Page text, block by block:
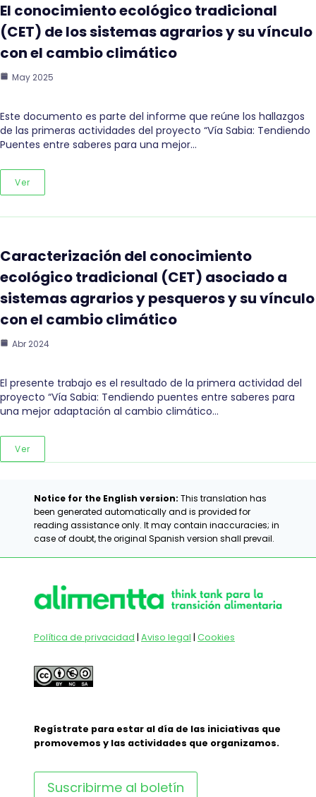
El conocimiento ecológico tradicional
(CET) de los sistemas agrarios y su vínculo
con el cambio climático
May 2025
Este documento es parte del informe que reúne los hallazgos
de las primeras actividades del proyecto “Vía Sabia: Tendiendo
Puentes entre saberes para una mejor…
Ver
Caracterización del conocimiento
ecológico tradicional (CET) asociado a
sistemas agrarios y pesqueros y su vínculo
con el cambio climático
Abr 2024
El presente trabajo es el resultado de la primera actividad del
proyecto “Vía Sabia: Tendiendo puentes entre saberes para
una mejor adaptación al cambio climático…
Ver
Notice for the English version: This translation has
been generated automatically and is provided for
reading assistance only. It may contain inaccuracies; in
case of doubt, the original Spanish version shall prevail.
Política de privacidad | Aviso legal | Cookies
Regístrate para estar al día de las iniciativas que
promovemos y las actividades que organizamos.
Suscribirme al boletín